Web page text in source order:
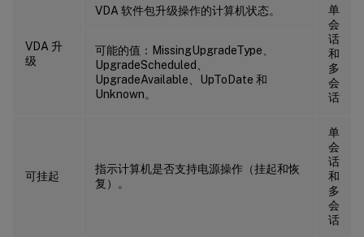
VDA 升
级
VDA 软件包升级操作的计算机状态。
单
会
话
和
多
会
话
可能的值：MissingUpgradeType、
UpgradeScheduled、
UpgradeAvailable、UpToDate 和
Unknown。
可挂起
指示计算机是否支持电源操作（挂起和恢
复）。
单
会
话
和
多
会
话